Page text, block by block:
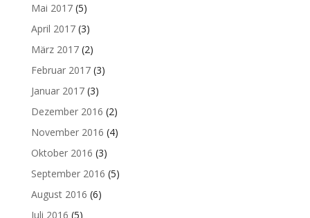
Mai 2017(5)
April 2017(3)
März 2017(2)
Februar 2017(3)
Januar 2017(3)
Dezember 2016 (2)
November 2016 (4)
Oktober 2016 (3)
September 2016 (5)
August 2016 (6)
Juli 2016 (5)